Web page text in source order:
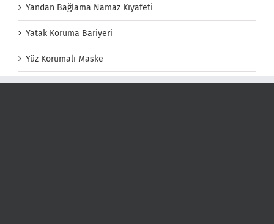
Yandan Bağlama Namaz Kıyafeti
Yatak Koruma Bariyeri
Yüz Korumalı Maske